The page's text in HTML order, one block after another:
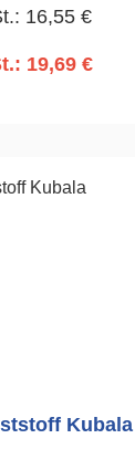
16,55 €
19,69 €
Kubala